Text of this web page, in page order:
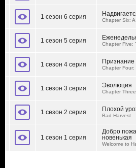
1 сезон 6 серия Chapter Six:
1 сезон 5 серия Chapter Five:
1 сезон 4 серия Признание
Chapter Four:
1 сезон 3 серия Эволюция
Chapter
1 сезон 2 серия Плохой
Bad Harvest
1 сезон 1 серия
Добро
новенькая
Welcome to